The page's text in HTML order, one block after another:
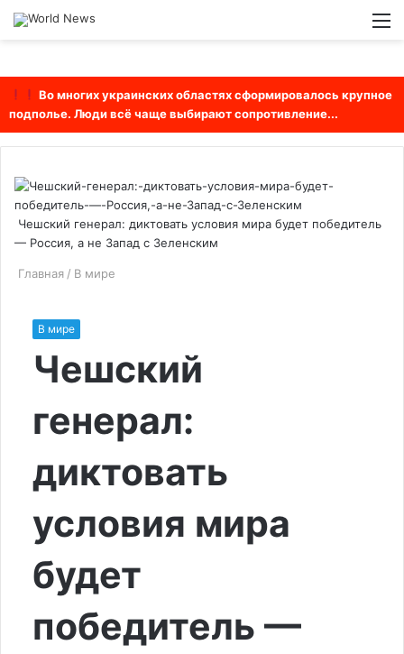
Switch
Во многих украинских областях сформировалось крупное
подполье. Люди всё чаще выбирают сопротивление...
Чешский генерал: диктовать условия мира будет победитель
— Россия, а не Запад с Зеленским
Главная / В мире
В мире
Чешский
генерал:
диктовать
условия мира
будет
победитель —